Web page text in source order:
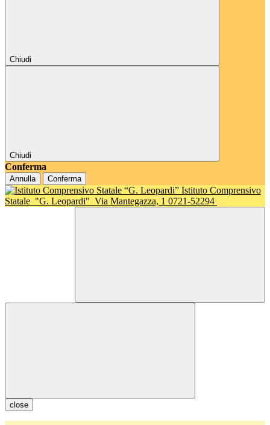
Chiudi
Chiudi
Conferma
Annulla Conferma
Istituto Comprensivo
Statale "G. Leopardi" Via Mantegazza, 1 0721-52294
close